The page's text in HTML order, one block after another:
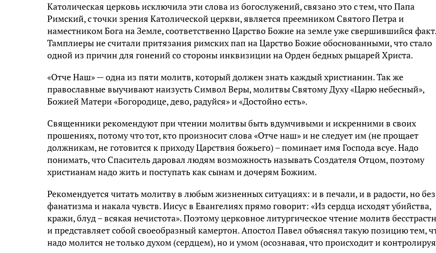
Католическая церковь исключила эти слова из богослужений, связано это с тем, что Папа
Римский, с точки зрения Католической церкви, является преемником Святого Петра и
наместником Бога на Земле, соответственно Царство Божие на земле уже свершившийся факт.
Тамплиеры не считали притязания римских пап на Царство Божие обоснованными, что стало
одной из причин для гонений со стороны инквизиции на Орден бедных рыцарей Христа.
«Отче Наш» — одна из пяти молитв, который должен знать каждый христианин. Так же
православные выучивают наизусть Символ Веры, молитвы Святому Духу «Царю небесный»,
Божией Матери «Богородице, дево, радуйся» и «Достойно есть».
Священники рекомендуют при чтении молитвы быть вдумчивыми и искренними в своих
прошениях, потому что тот, кто произносит слова «Отче наш» и не следует им (не прощает
должникам, не готовится к приходу Царствия божьего) – поминает имя Господа всуе. Надо
понимать, что Спаситель даровал людям возможность называть Создателя Отцом, поэтому
христианам надо жить и поступать как сынам и дочерям Божиим.
Рекомендуется читать молитву в любым жизненных ситуациях: и в печали, и в радости, но без
фанатизма и накала чувств. Иисус в Евангелиях прямо говорит: «Из сердца исходят убийства,
кражи, блуд – всякая нечистота». Поэтому церковное литургическое чтение молитв
и представляет собой своеобразный камертон. Апостол Павел объяснял такую позицию тем,
надо молится не только духом (сердцем), но и умом (осознавая, что происходит и контролируя